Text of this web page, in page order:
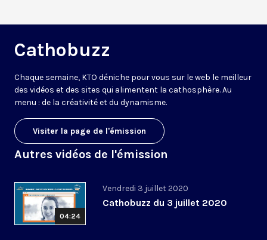
Cathobuzz
Chaque semaine, KTO déniche pour vous sur le web le meilleur
des vidéos et des sites qui alimentent la cathosphère. Au
menu : de la créativité et du dynamisme.
Visiter la page de l'émission
Autres vidéos de l'émission
04:24
Vendredi 3 juillet 2020
Cathobuzz du 3 juillet 2020